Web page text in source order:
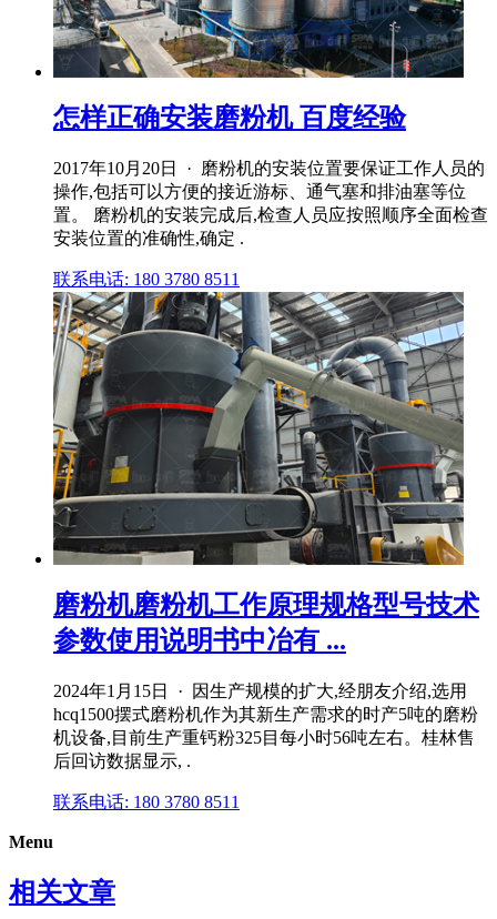
怎样正确安装磨粉机 百度经验
2017年10月20日 · 磨粉机的安装位置要保证工作人员的
操作,包括可以方便的接近游标、通气塞和排油塞等位
置。 磨粉机的安装完成后,检查人员应按照顺序全面检查
安装位置的准确性,确定 .
联系电话: 180 3780 8511
磨粉机磨粉机工作原理规格型号技术
参数使用说明书中冶有 ...
2024年1月15日 · 因生产规模的扩大,经朋友介绍,选用
hcq1500摆式磨粉机作为其新生产需求的时产5吨的磨粉
机设备,目前生产重钙粉325目每小时56吨左右。桂林售
后回访数据显示, .
联系电话: 180 3780 8511
Menu
相关文章